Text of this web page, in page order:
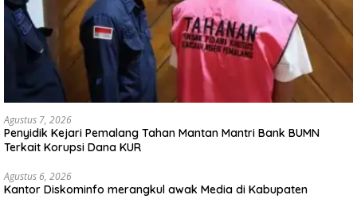
Agustus 7, 2026
Penyidik Kejari Pemalang Tahan Mantan Mantri Bank BUMN
Terkait Korupsi Dana KUR
Agustus 6, 2026
Kantor Diskominfo merangkul awak Media di Kabupaten